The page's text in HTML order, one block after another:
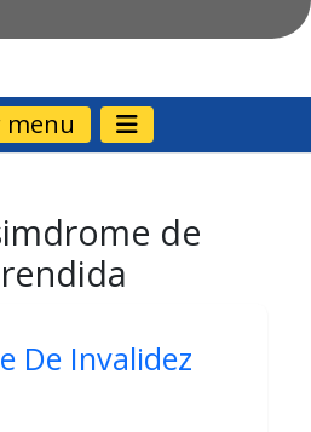
de
De Invalidez